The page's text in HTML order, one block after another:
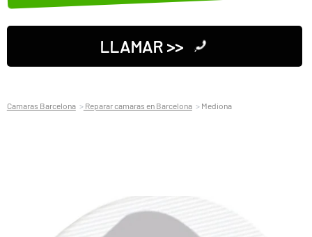
LLAMAR >>
Camaras Barcelona Reparar camaras en Barcelona Mediona